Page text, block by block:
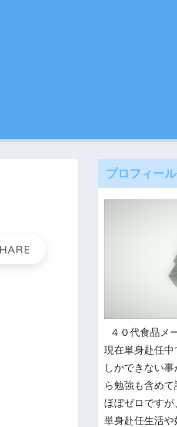
プロフィール
４０代食品メ
現在単身赴任
しかできない
ら勉強も含め
ほぼゼロです
単身赴任生活や